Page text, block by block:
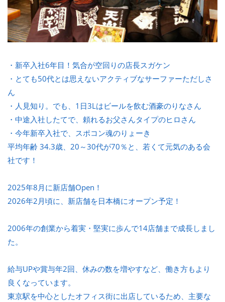
・新卒入社6年目！気合が空回りの店長スガケン
・とても50代とは思えないアクティブなサーファーただしさ
ん
・人見知り。でも、1日3Lはビールを飲む酒豪のりなさん
・中途入社したてで、頼れるお父さんタイプのヒロさん
・今年新卒入社で、スポコン魂のりょーき
平均年齢 34.3歳、20～30代が70％と、若くて元気のある会
社です！
2025年8月に新店舗Open！
2026年2月頃に、新店舗を日本橋にオープン予定！
2006年の創業から着実・堅実に歩んで14店舗まで成長しまし
た。
給与UPや賞与年2回、休みの数を増やすなど、働き方もより
良くなっています。
東京駅を中心としたオフィス街に出店しているため、主要な